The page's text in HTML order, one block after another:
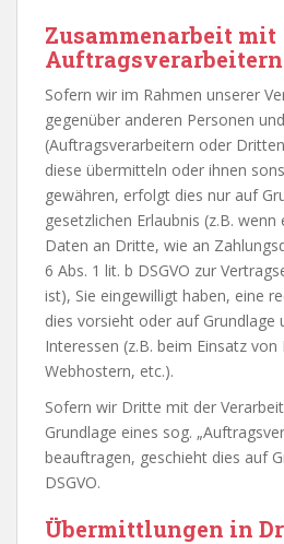
Zusammenarbeit mit
Sofern wir im Rahmen unserer
gegenüber anderen Personen
(Auftragsverarbeitern oder
diese übermitteln oder ihnen
gewähren, erfolgt dies nur auf
gesetzlichen Erlaubnis (z.B.
Daten an Dritte, wie an
6 Abs. 1 lit. b DSGVO zur
ist), Sie eingewilligt haben, eine
dies vorsieht oder auf Grundlage
Interessen (z.B. beim Einsatz
Webhostern, etc.).
Sofern wir Dritte mit der
Grundlage eines sog.
beauftragen, geschieht dies auf
DSGVO.
Übermittlungen in